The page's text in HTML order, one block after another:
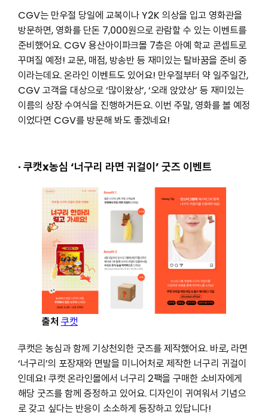
CGV는 만우절 당일에 교복이나 Y2K 의상을 입고 영화관을
방문하면, 영화를 단돈 7,000원으로 관람할 수 있는 이벤트를
준비했어요. CGV 용산아이파크몰 7층은 아예 학교 콘셉트로
꾸며질 예정! 교문, 매점, 방송반 등 재미있는 탈바꿈을 준비 중
이라는데요. 온라인 이벤트도 있어요! 만우절부터 약 일주일간,
CGV 고객을 대상으로 ‘많이왔상’, ‘오래 앉았상’ 등 재미있는
이름의 상장 수여식을 진행하거든요. 이번 주말, 영화를 볼 예정
이었다면 CGV를 방문해 봐도 좋겠네요!
· 쿠캣x농심 ‘너구리 라면 귀걸이’ 굿즈 이벤트
출처 쿠캣
쿠캣은 농심과 함께 기상천외한 굿즈를 제작했어요. 바로, 라면
‘너구리’의 포장재와 면발을 미니어처로 제작한 너구리 귀걸이
인데요! 쿠캣 온라인몰에서 너구리 2팩을 구매한 소비자에게
해당 굿즈를 함께 증정하고 있어요. 디자인이 귀여워서 기념으
로 갖고 싶다는 반응이 소소하게 등장하고 있답니다!